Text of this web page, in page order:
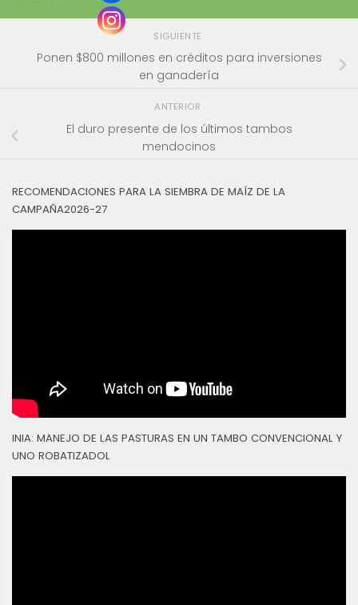
SIGUIENTE
Ponen $800 millones en créditos para inversiones
en ganadería
ANTERIOR
El duro presente de los últimos tambos
mendocinos
RECOMENDACIONES PARA LA SIEMBRA DE MAÍZ DE LA
CAMPAÑA2026-27
INIA: MANEJO DE LAS PASTURAS EN UN TAMBO CONVENCIONAL Y
UNO ROBATIZADOL